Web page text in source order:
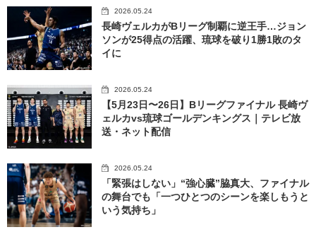
2026.05.24
長崎ヴェルカがBリーグ制覇に逆王手…ジョン
ソンが25得点の活躍、琉球を破り1勝1敗のタ
イに
2026.05.24
【5月23日〜26日】Bリーグファイナル 長崎ヴ
ェルカvs琉球ゴールデンキングス｜テレビ放
送・ネット配信
2026.05.24
「緊張はしない」“強心臓”脇真大、ファイナル
の舞台でも「一つひとつのシーンを楽しもうと
いう気持ち」